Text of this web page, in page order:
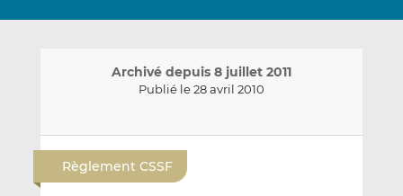
Archivé depuis 8 juillet 2011
Publié le 28 avril 2010
Règlement CSSF